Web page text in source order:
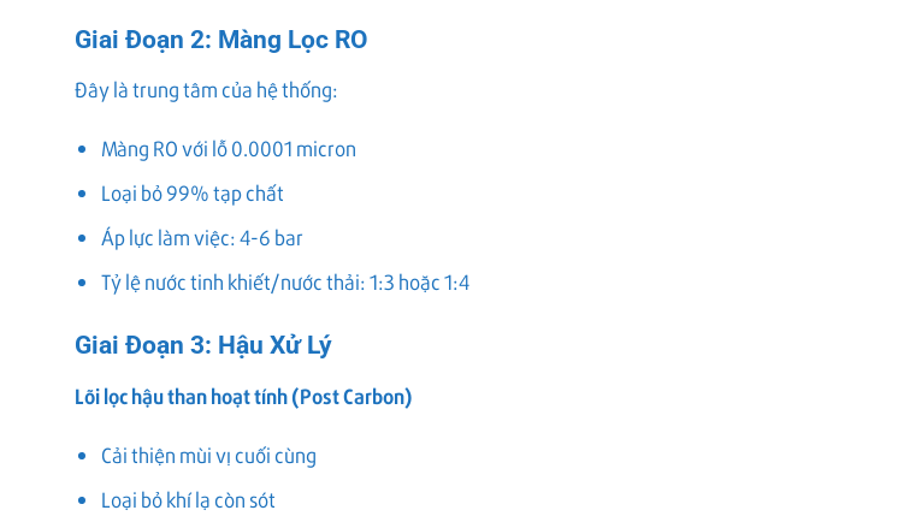
Giai Đoạn 2: Màng Lọc RO
Đây là trung tâm của hệ thống:
Màng RO với lỗ 0.0001 micron
Loại bỏ 99% tạp chất
Áp lực làm việc: 4-6 bar
Tỷ lệ nước tinh khiết/nước thải: 1:3 hoặc 1:4
Giai Đoạn 3: Hậu Xử Lý
Lõi lọc hậu than hoạt tính (Post Carbon)
Cải thiện mùi vị cuối cùng
Loại bỏ khí lạ còn sót